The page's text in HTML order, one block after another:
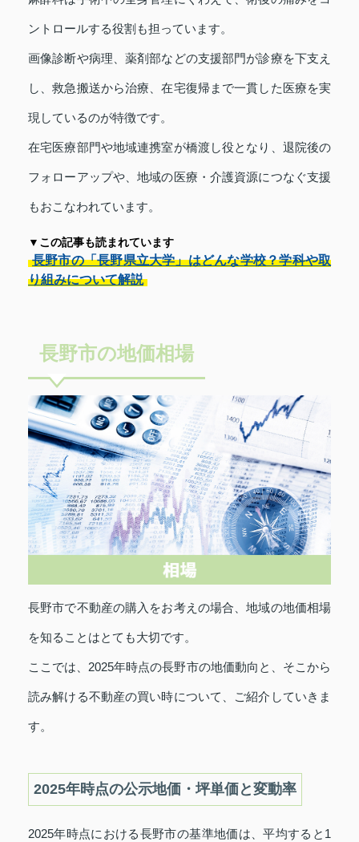
ントロールする役割も担っています。
画像診断や病理、薬剤部などの支援部門が診療を下支え
し、救急搬送から治療、在宅復帰まで一貫した医療を実
現しているのが特徴です。
在宅医療部門や地域連携室が橋渡し役となり、退院後の
フォローアップや、地域の医療・介護資源につなぐ支援
もおこなわれています。
▼この記事も読まれています
長野市の「長野県立大学」はどんな学校？学科や取
り組みについて解説
長野市の地価相場
長野市で不動産の購入をお考えの場合、地域の地価相場
を知ることはとても大切です。
ここでは、2025年時点の長野市の地価動向と、そこから
読み解ける不動産の買い時について、ご紹介していきま
す。
2025年時点の公示地価・坪単価と変動率
2025年時点における長野市の基準地価は、平均すると1